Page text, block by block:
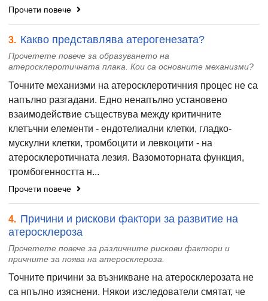
Прочети повече
3. Какво представлява атерогенезата?
Прочетете повече за образуването на
атеросклеротичната плака. Кои са основните механизми?
Точните механизми на атеросклеротичния процес не са
напълно разгадани. Едно ненапълно установено
взаимодействие съществува между критичните
клетъчни елементи - ендотелиални клетки, гладко-
мускулни клетки, тромбоцити и левкоцити - на
атеросклеротичната лезия. Вазомоторната функция,
тромбогенността н...
Прочети повече
4. Причини и рискови фактори за развитие на
атеросклероза
Прочетете повече за различните рискови фактори и
причните за поява на атеросклероза.
Точните причини за възникване на атеросклерозата не
са нпълно изяснени. Някои изследователи смятат, че